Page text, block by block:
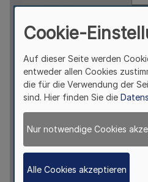
Cookie-
Auf dieser Seite werden
entweder allen Cookies
die für die Verwendung der
sind. Hier finden Sie die
Nur notwendige Cookies
Alle Cookies akzeptieren